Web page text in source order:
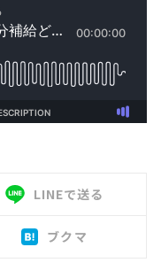
LINEで送る
ブクマ